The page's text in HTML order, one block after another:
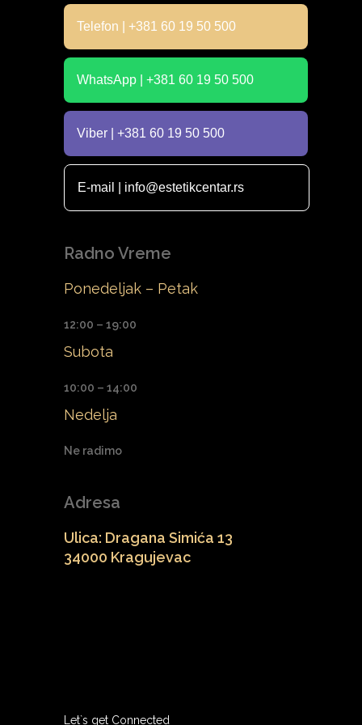
Telefon | +381 60 19 50 500
WhatsApp | +381 60 19 50 500
Viber | +381 60 19 50 500
E-mail | info@estetikcentar.rs
Radno Vreme
Ponedeljak – Petak
12:00 – 19:00
Subota
10:00 – 14:00
Nedelja
Ne radimo
Adresa
Ulica: Dragana Simića 13
34000 Kragujevac
Let`s get Connected